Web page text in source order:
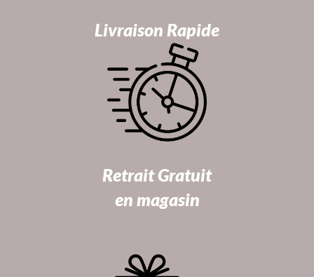
Livraison Rapide
Retrait Gratuit
en magasin